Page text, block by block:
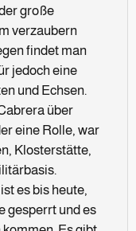
große
verzaubern
findet man
jedoch eine
und Echsen.
über
eine Rolle, war
Klosterstätte,
es bis heute,
gesperrt und es